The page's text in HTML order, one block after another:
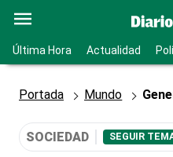
Última Hora Actualidad
Portada Mundo
SOCIEDAD SEGUIR